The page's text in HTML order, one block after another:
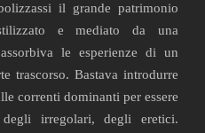
il grande patrimonio
e mediato da una
le esperienze di un
trascorso. Bastava introdurre
correnti dominanti per essere
irregolari, degli eretici.